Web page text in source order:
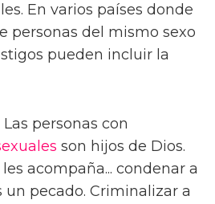
En varios países donde
personas del mismo sexo
pueden incluir la
personas con
son hijos de Dios.
acompaña... condenar a
un pecado. Criminalizar a